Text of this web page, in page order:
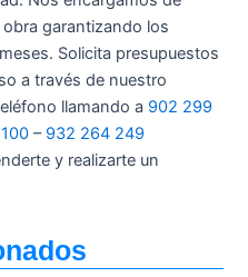
garantizando los
Solicita presupuestos
a través de nuestro
llamando a 902 299
– 932 264 249
y realizarte un